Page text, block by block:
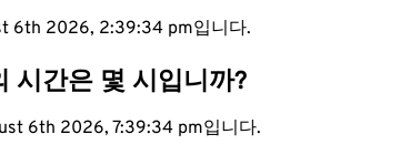
6th 2026, 2:39:35 pm입니다.
시간은 몇 시입니까?
6th 2026, 7:39:35 pm입니다.